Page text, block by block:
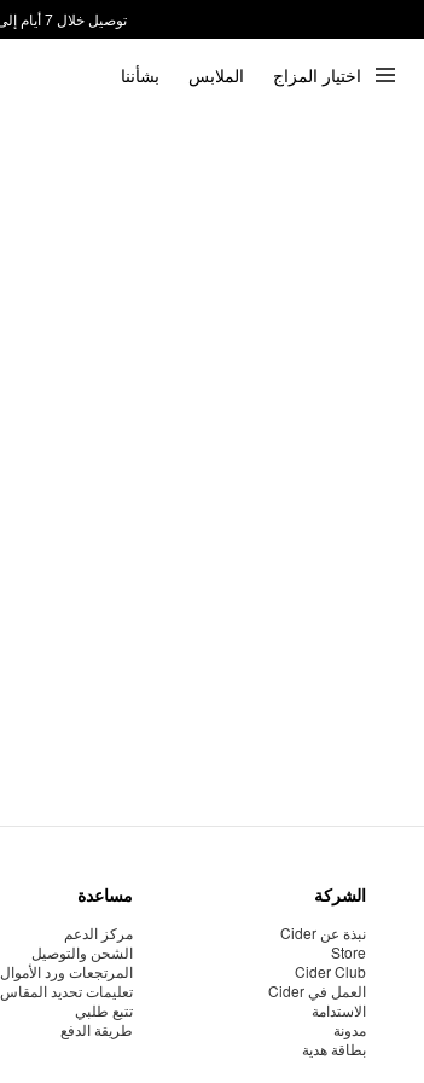
توصيل خلال 7 أيام إلى جميع دول الخليج
اختيار المزاج الملابس بشأننا
الشركة
نبذة عن Cider
Store
Cider Club
العمل في Cider
الاستدامة
مدونة
بطاقة هدية
مساعدة
مركز الدعم
الشحن والتوصيل
المرتجعات ورد الأموال
تعليمات تحديد المقاس
تتبع طلبي
طريقة الدفع